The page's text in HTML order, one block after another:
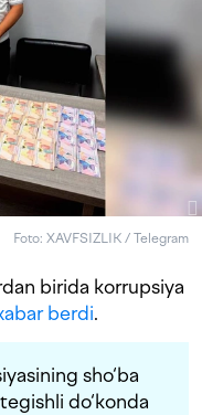
Foto: XAVFSIZLIK / Telegram
birida korrupsiya
berdi.
sho‘ba
do‘konda